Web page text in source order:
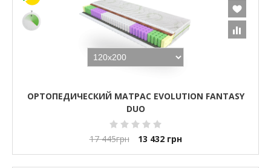
ОРТОПЕДИЧЕСКИЙ МАТРАС EVOLUTION FANTASY
DUO
17 445грн 13 432 грн